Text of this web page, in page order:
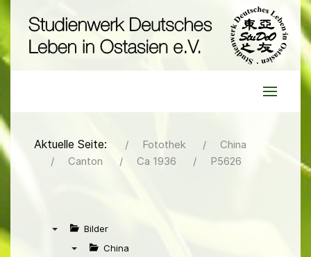
Aktuelle Seite: Fotothek
China
Canton
Ca 1936 P5626
Bilder
China